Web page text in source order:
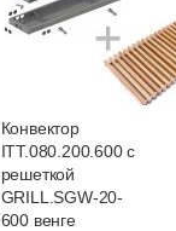
Конвектор
ITTL.070.160.1400
GRILL.SGWL-16-
31 052
Подробнее
Конвектор
ITT.080.200.600 с
решеткой
GRILL.SGW-20-
600 венге